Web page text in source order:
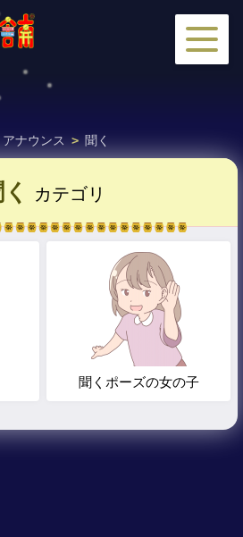
ナウンス > 聞く
カテゴリ
聞くポーズの女の子